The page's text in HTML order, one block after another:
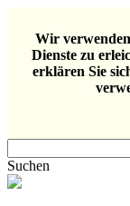
Wir
Dienste zu
erklären Sie
Suchen